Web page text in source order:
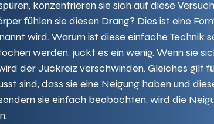
konzentrieren sie sich auf diese
fühlen sie diesen Drang? Dies ist eine
wird. Warum ist diese einfache Technik
werden, juckt es ein wenig. Wenn sie
der Juckreiz verschwinden. Gleiches gilt
sind, dass sie eine Neigung haben und
sie einfach beobachten, wird die